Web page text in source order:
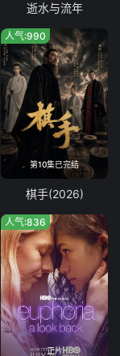
逝水与流年
第10集已完结
人气:990
棋手(2026)
正片
人气:836